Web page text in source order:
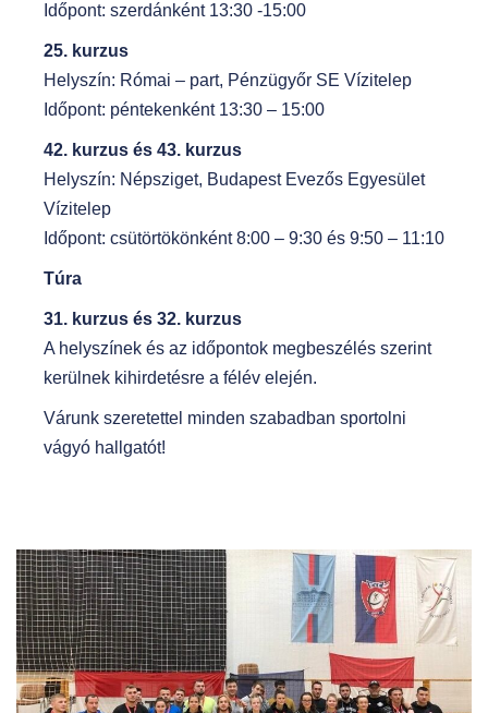
Időpont: szerdánként 13:30 -15:00
25. kurzus
Helyszín: Római – part, Pénzügyőr SE Vízitelep
Időpont: péntekenként 13:30 – 15:00
42. kurzus és 43. kurzus
Helyszín: Népsziget, Budapest Evezős Egyesület
Vízitelep
Időpont: csütörtökönként 8:00 – 9:30 és 9:50 – 11:10
Túra
31. kurzus és 32. kurzus
A helyszínek és az időpontok megbeszélés szerint
kerülnek kihirdetésre a félév elején.
Várunk szeretettel minden szabadban sportolni
vágyó hallgatót!